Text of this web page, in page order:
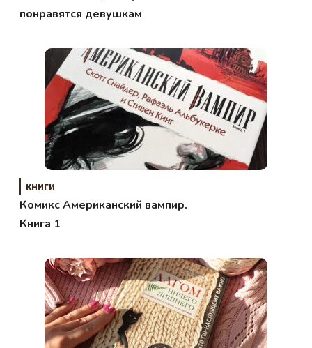
понравятся девушкам
книги
Комикс Американский вампир.
Книга 1